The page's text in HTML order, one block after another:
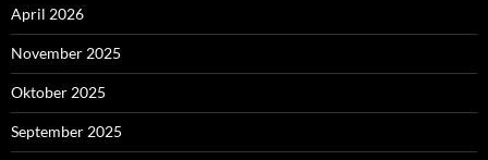
April 2026
November 2025
Oktober 2025
September 2025